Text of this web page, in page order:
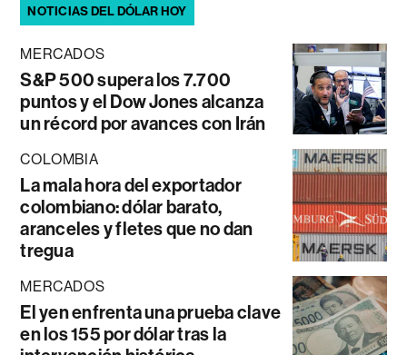
NOTICIAS DEL DÓLAR HOY
MERCADOS
S&P 500 supera los 7.700
puntos y el Dow Jones alcanza
un récord por avances con Irán
COLOMBIA
La mala hora del exportador
colombiano: dólar barato,
aranceles y fletes que no dan
tregua
MERCADOS
El yen enfrenta una prueba clave
en los 155 por dólar tras la